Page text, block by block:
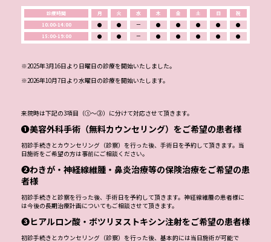
診療時間 月 火 水 木 金 土 日
祝
10:00-14:00
● ● ー ● ● ● ●
●
15:00-19:00
● ● ー ● ● ● ● ●
※2025年3月16日より日曜日の診療を開始いたしました。
※2026年10月7日より水曜日の診療を開始いたします。
来院時は下記の3項目（①～③）に分けて対応させて頂きます。
❶美容外科手術（無料カウンセリング）をご希望の患者様
初診手続きとカウンセリング（診察）を行った後、手術日を予約して頂きます。当
日施術をご希望の方は事前にご相談ください。
❷わきが・神経線維腫・鼻炎治療等の保険治療をご希望の患
者様
初診手続きと診察を行った後、手術日を予約して頂きます。神経線維腫の患者様に
は今後の長期治療計画についてもご相談させて頂きます。
❸ヒアルロン酸・ボツリヌストキシン注射をご希望の患者様
初診手続きとカウンセリング（診察）を行った後、基本的には当日施術が可能で